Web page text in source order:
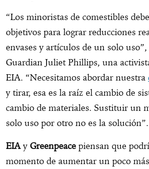
“Los minoristas de comestibles
objetivos para lograr reducciones
envases y artículos de un solo
Guardian Juliet Phillips, una
EIA. “Necesitamos abordar nuestra
y tirar, esa es la raíz el cambio de
cambio de materiales. Sustituir un
solo uso por otro no es la solución”.
EIAy Greenpeace piensan que
momento de aumentar un poco